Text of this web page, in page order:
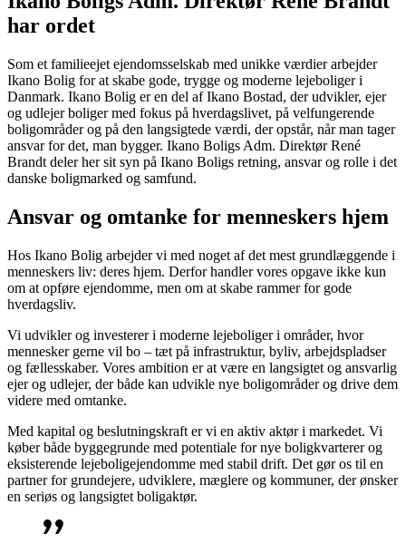
har ordet
Som et familieejet ejendomsselskab med unikke værdier arbejder
Ikano Bolig for at skabe gode, trygge og moderne lejeboliger i
Danmark. Ikano Bolig er en del af Ikano Bostad, der udvikler, ejer
og udlejer boliger med fokus på hverdagslivet, på velfungerende
boligområder og på den langsigtede værdi, der opstår, når man tager
ansvar for det, man bygger. Ikano Boligs Adm. Direktør René
Brandt deler her sit syn på Ikano Boligs retning, ansvar og rolle i det
danske boligmarked og samfund.
Ansvar og omtanke for menneskers hjem
Hos Ikano Bolig arbejder vi med noget af det mest grundlæggende i
menneskers liv: deres hjem. Derfor handler vores opgave ikke kun
om at opføre ejendomme, men om at skabe rammer for gode
hverdagsliv.
Vi udvikler og investerer i moderne lejeboliger i områder, hvor
mennesker gerne vil bo – tæt på infrastruktur, byliv, arbejdspladser
og fællesskaber. Vores ambition er at være en langsigtet og ansvarlig
ejer og udlejer, der både kan udvikle nye boligområder og drive dem
videre med omtanke.
Med kapital og beslutningskraft er vi en aktiv aktør i markedet. Vi
køber både byggegrunde med potentiale for nye boligkvarterer og
eksisterende lejeboligejendomme med stabil drift. Det gør os til en
partner for grundejere, udviklere, mæglere og kommuner, der ønsker
en seriøs og langsigtet boligaktør.